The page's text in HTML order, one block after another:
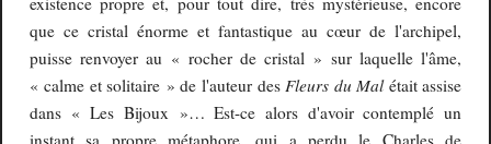
que ce cristal énorme et fantastique au cœur de l'archipel,
puisse renvoyer au « rocher de cristal » sur laquelle l'âme,
« calme et solitaire » de l'auteur desFleurs du Malétait assise
dans « Les Bijoux »… Est-ce alors d'avoir contemplé un